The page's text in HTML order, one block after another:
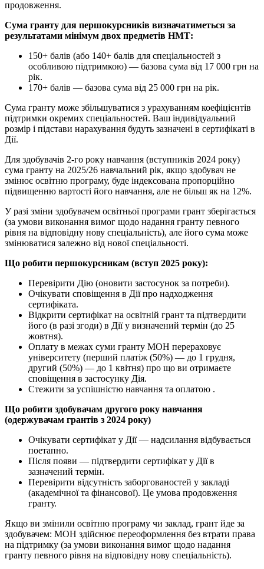
продовження.
Сума гранту для першокурсників визначатиметься за
результатами мінімум двох предметів НМТ:
150+ балів (або 140+ балів для спеціальностей з
особливою підтримкою) — базова сума від 17 000 грн на
рік.
170+ балів — базова сума від 25 000 грн на рік.
Сума гранту може збільшуватися з урахуванням коефіцієнтів
підтримки окремих спеціальностей. Ваш індивідуальний
розмір і підстави нарахування будуть зазначені в сертифікаті в
Дії.
Для здобувачів 2-го року навчання (вступників 2024 року)
сума гранту на 2025/26 навчальний рік, якщо здобувач не
змінює освітню програму, буде індексована пропорційно
підвищенню вартості його навчання, але не більш як на 12%.
У разі зміни здобувачем освітньої програми грант зберігається
(за умови виконання вимог щодо надання гранту певного
рівня на відповідну нову спеціальність), але його сума може
змінюватися залежно від нової спеціальності.
Що робити першокурсникам (вступ 2025 року):
Перевірити Дію (оновити застосунок за потреби).
Очікувати сповіщення в Дії про надходження
сертифіката.
Відкрити сертифікат на освітній грант та підтвердити
його (в разі згоди) в Дії у визначений термін (до 25
жовтня).
Оплату в межах суми гранту МОН перераховує
університету (перший платіж (50%) — до 1 грудня,
другий (50%) — до 1 квітня) про що ви отримаєте
сповіщення в застосунку Дія.
Стежити за успішністю навчання та оплатою .
Що робити здобувачам другого року навчання
(одержувачам грантів з 2024 року)
Очікувати сертифікат у Дії — надсилання відбувається
поетапно.
Після появи — підтвердити сертифікат у Дії в
зазначений термін.
Перевірити відсутність заборгованостей у закладі
(академічної та фінансової). Це умова продовження
гранту.
Якщо ви змінили освітню програму чи заклад, грант йде за
здобувачем: МОН здійснює переоформлення без втрати права
на підтримку (за умови виконання вимог щодо надання
гранту певного рівня на відповідну нову спеціальність).